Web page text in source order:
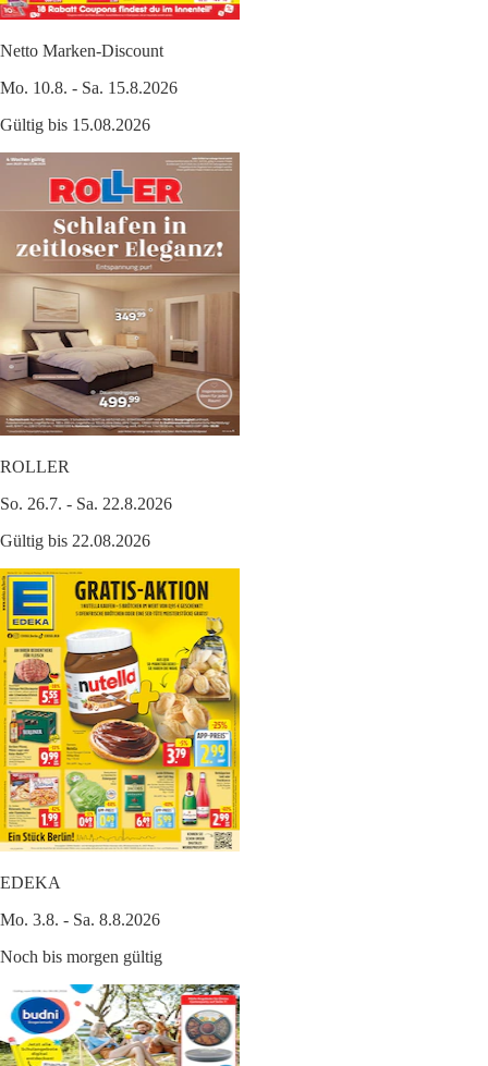
Netto Marken-Discount
Mo. 10.8. - Sa. 15.8.2026
Gültig bis 15.08.2026
ROLLER
So. 26.7. - Sa. 22.8.2026
Gültig bis 22.08.2026
EDEKA
Mo. 3.8. - Sa. 8.8.2026
Noch bis morgen gültig